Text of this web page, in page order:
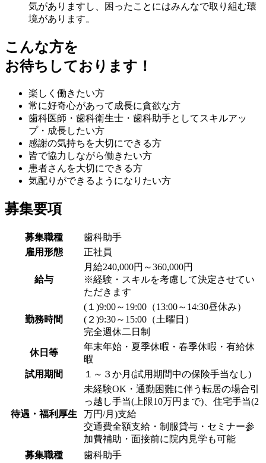
気がありますし、困ったことにはみんなで取り組む環
境があります。
こんな方を
お待ちしております！
楽しく働きたい方
常に好奇心があって成長に貪欲な方
歯科医師・歯科衛生士・歯科助手としてスキルアッ
プ・成長したい方
感謝の気持ちを大切にできる方
皆で協力しながら働きたい方
患者さんを大切にできる方
気配りができるようになりたい方
募集要項
募集職種
歯科助手
雇用形態
正社員
給与
月給240,000円～360,000円
※経験・スキルを考慮して決定させてい
ただきます
勤務時間
(１)9:00～19:00（13:00～14:30昼休み）
(２)9:30～15:00（土曜日）
完全週休二日制
休日等
年末年始・夏季休暇・春季休暇・有給休
暇
試用期間
１～３か月(試用期間中の保険手当なし)
待遇・福利厚生
未経験OK・通勤困難に伴う転居の場合引
っ越し手当(上限10万円まで)、住宅手当(2
万円/月)支給
交通費全額支給・制服貸与・セミナー参
加費補助・面接前に院内見学も可能
募集職種
歯科助手